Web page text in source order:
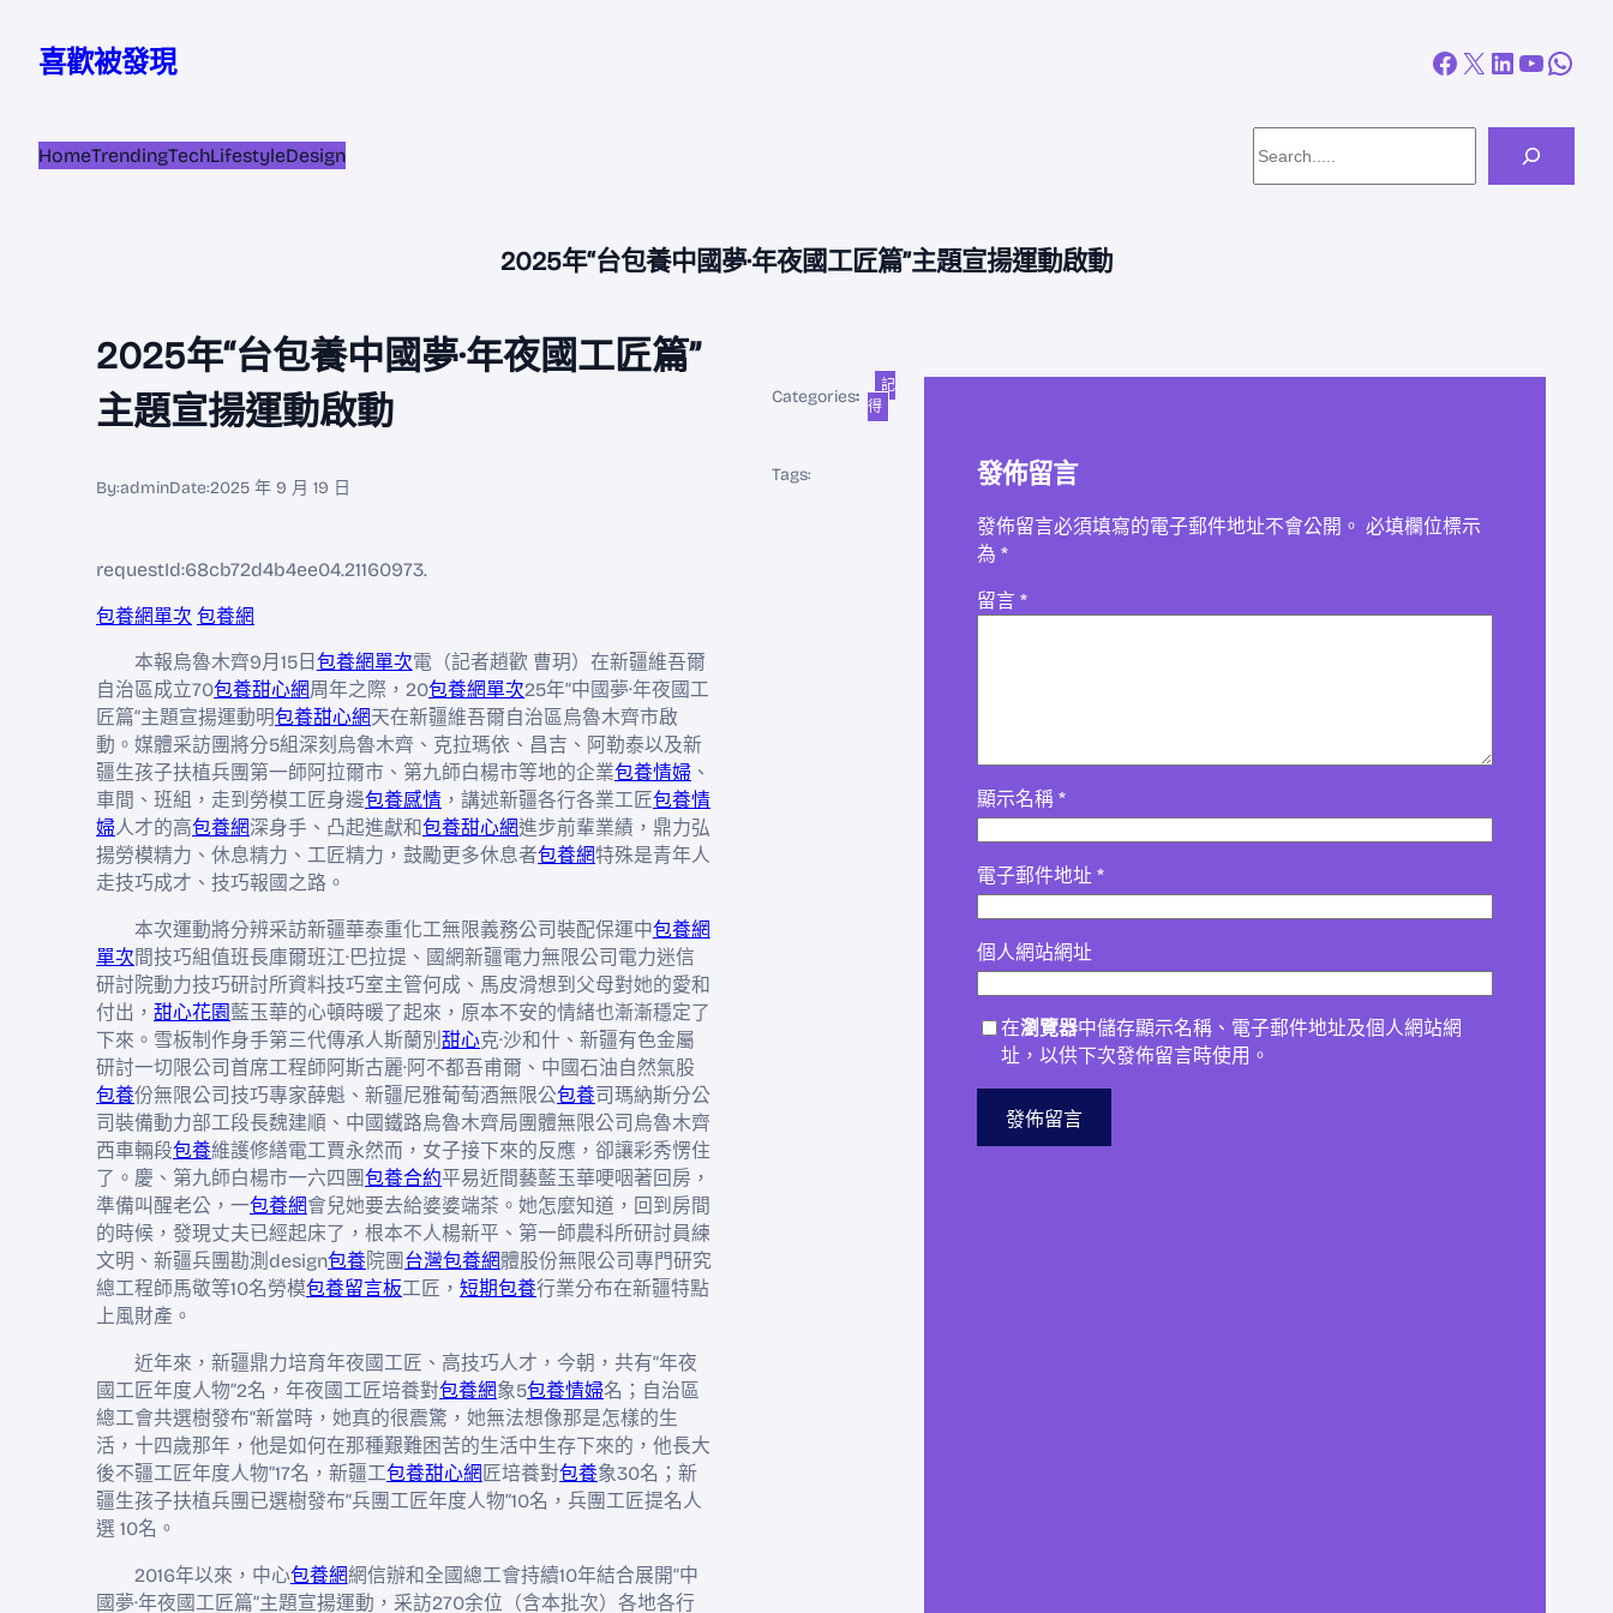
喜歡被發現 Facebook X LinkedIn YouTube WhatsApp
HomeTrendingTechLifestyleDesign
2025年“台包養中國夢·年夜國工匠篇”主題宣揚運動啟動
2025年“台包養中國夢·年夜國工匠篇”
主題宣揚運動啟動
By:adminDate:2025 年 9 月 19 日
requestId:68cb72d4b4ee04.21160973.
包養網單次 包養網
本報烏魯木齊9月15日 包養網單次電（記者趙歡 曹玥）在新疆維吾爾
自治區成立70包養甜心網周年之際，20包養網單次25年“中國夢·年夜國工
匠篇”主題宣揚運動明包養甜心網天在新疆維吾爾自治區烏魯木齊市啟
動。媒體采訪團將分5組深刻烏魯木齊、克拉瑪依、昌吉、阿勒泰以及新
疆生孩子扶植兵團第一師阿拉爾市、第九師白楊市等地的企業包養情婦 、
車間、班組，走到勞模工匠身邊包養感情 ，講述新疆各行各業工匠包養情
婦人才的高包養網深身手、凸起進獻和包養甜心網進步前輩業績，鼎力弘
揚勞模精力、休息精力、工匠精力，鼓勵更多休息者包養網特殊是青年人
走技巧成才、技巧報國之路。
本次運動將分辨采訪新疆華泰重化工無限義務公司裝配保運中包養網
單次間技巧組值班長庫爾班江·巴拉提、國網新疆電力無限公司電力迷信
研討院動力技巧研討所資料技巧室主管何成、馬皮滑想到父母對她的愛和
付出， 甜心花園 藍玉華的心頓時暖了起來，原本不安的情緒也漸漸穩定了
下來。雪板制作身手第三代傳承人斯蘭別 甜心克·沙和什、新疆有色金屬
研討一切限公司首席工程師阿斯古麗·阿不都吾甫爾、中國石油自然氣股
包養份無限公司技巧專家薛魁、新疆尼雅葡萄酒無限公包養司瑪納斯分公
司裝備動力部工段長魏建順、中國鐵路烏魯木齊局團體無限公司烏魯木齊
西車輛段包養維護修繕電工賈永然而，女子接下來的反應，卻讓彩秀愣住
了。慶、第九師白楊市一六四團包養合約平易近間藝藍玉華哽咽著回房，
準備叫醒老公，一包養網會兒她要去給婆婆端茶。她怎麼知道，回到房間
的時候，發現丈夫已經起床了，根本不人楊新平、第一師農科所研討員練
文明、新疆兵團勘測design包養 院團 台灣包養網體股份無限公司專門研究
總工程師馬敬等10名勞模包養留言板工匠， 短期包養行業分布在新疆特點
上風財產。
近年來，新疆鼎力培育年夜國工匠、高技巧人才，今朝，共有“年夜
國工匠年度人物”2名，年夜國工匠培養對包養網象5包養情婦名；自治區
總工會共選樹發布“新當時，她真的很震驚，她無法想像那是怎樣的生
活，十四歲那年，他是如何在那種艱難困苦的生活中生存下來的，他長大
後不疆工匠年度人物”17名，新疆工包養甜心網 匠培養對包養象30名；新
疆生孩子扶植兵團已選樹發布“兵團工匠年度人物”10名，兵團工匠提名人
選 10名。
2016年以來，中心包養網網信辦和全國總工會持續10年結合展開“中
國夢·年夜國工匠篇”主題宣揚運動，采訪270余位（含本批次）各地各行
Categories:
記
得
Tags: 發佈留言
發佈留言必須填寫的電子郵件地址不會公開。 必填欄位標示
為 *
留言 *
顯示名稱 *
電子郵件地址 *
個人網站網址
在瀏覽器中儲存顯示名稱、電子郵件地址及個人網站網
址，以供下次發佈留言時使用。